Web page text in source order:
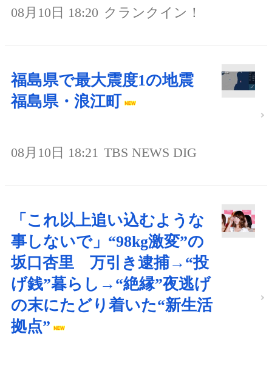
08月10日 18:20 クランクイン！
福島県で最大震度1の地震
福島県・浪江町
08月10日 18:21 TBS NEWS DIG
「これ以上追い込むような
事しないで」“98kg激変”の
坂口杏里 万引き逮捕→“投
げ銭”暮らし→“絶縁”夜逃げ
の末にたどり着いた“新生活
拠点”